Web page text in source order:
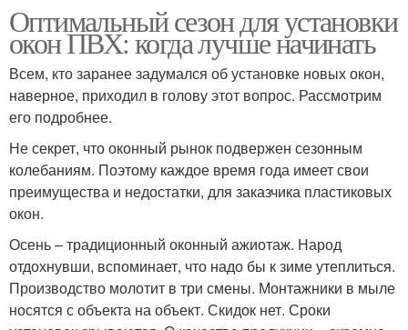
Оптимальный сезон для установки
окон ПВХ: когда лучше начинать
Всем, кто заранее задумался об установке новых окон,
наверное, приходил в голову этот вопрос. Рассмотрим
его подробнее.
Не секрет, что оконный рынок подвержен сезонным
колебаниям. Поэтому каждое время года имеет свои
преимущества и недостатки, для заказчика пластиковых
окон.
Осень – традиционный оконный ажиотаж. Народ
отдохнувши, вспоминает, что надо бы к зиме утеплиться.
Производство молотит в три смены. Монтажники в мыле
носятся с объекта на объект. Скидок нет. Сроки